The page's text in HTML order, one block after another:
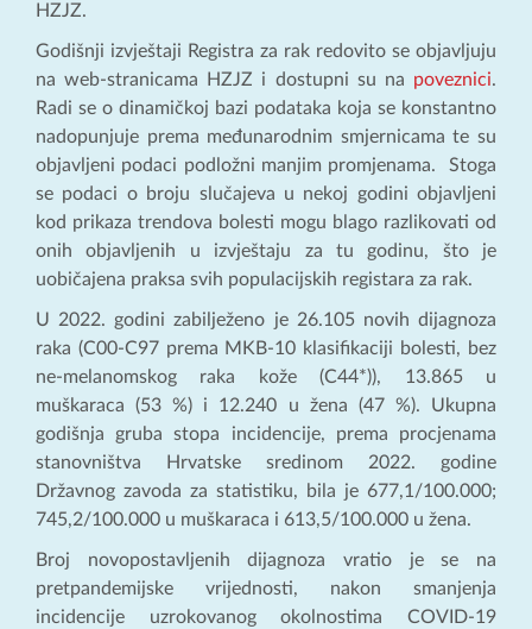
HZJZ.
Godišnji izvještaji Registra za rak redovito se objavljuju
na web-stranicama HZJZ i dostupni su na poveznici.
Radi se o dinamičkoj bazi podataka koja se konstantno
nadopunjuje prema međunarodnim smjernicama te su
objavljeni podaci podložni manjim promjenama. Stoga
se podaci o broju slučajeva u nekoj godini objavljeni
kod prikaza trendova bolesti mogu blago razlikovati od
onih objavljenih u izvještaju za tu godinu, što je
uobičajena praksa svih populacijskih registara za rak.
U 2022. godini zabilježeno je 26.105 novih dijagnoza
raka (C00-C97 prema MKB-10 klasifikaciji bolesti, bez
ne-melanomskog raka kože (C44*)), 13.865 u
muškaraca (53 %) i 12.240 u žena (47 %). Ukupna
godišnja gruba stopa incidencije, prema procjenama
stanovništva Hrvatske sredinom 2022. godine
Državnog zavoda za statistiku, bila je 677,1/100.000;
745,2/100.000 u muškaraca i 613,5/100.000 u žena.
Broj novopostavljenih dijagnoza vratio je se na
pretpandemijske vrijednosti, nakon smanjenja
incidencije uzrokovanog okolnostima COVID-19